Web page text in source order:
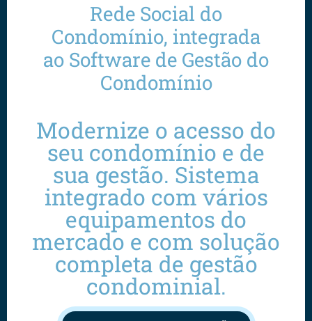
Rede Social do
Condomínio, integrada
ao Software de Gestão do
Condomínio
Modernize o acesso do
seu condomínio e de
sua gestão. Sistema
integrado com vários
equipamentos do
mercado e com solução
completa de gestão
condominial.